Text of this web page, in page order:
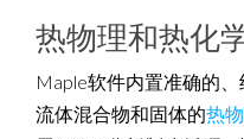
热物理和热化
Maple软件内置准确的、
流体混合物和固体的热